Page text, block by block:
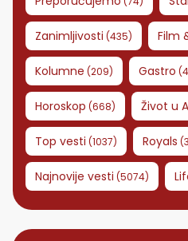
Zanimljivosti (435) Film
Kolumne (209) Gastro (
Horoskop (668) Život u
Top vesti (1037) Royals (
Najnovije vesti (5074)